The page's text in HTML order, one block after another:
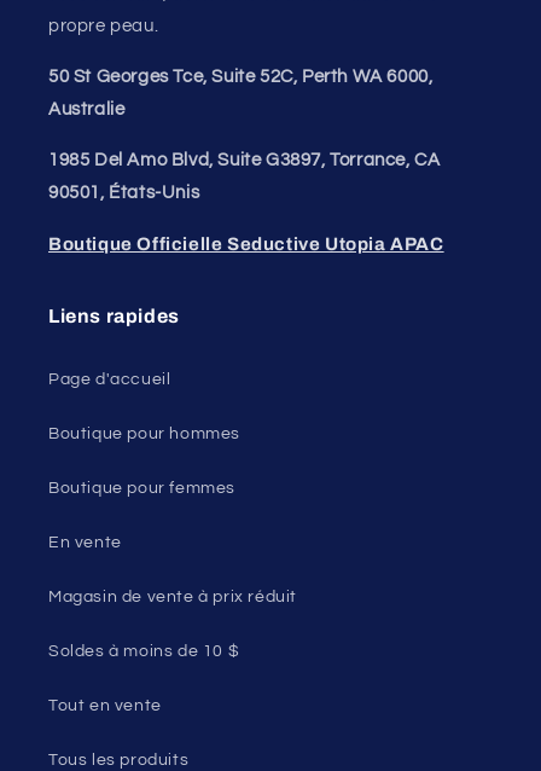
propre peau.
50 St Georges Tce, Suite 52C, Perth WA 6000,
Australie
1985 Del Amo Blvd, Suite G3897, Torrance, CA
90501, États-Unis
Boutique Officielle Seductive Utopia APAC
Liens rapides
Page d'accueil
Boutique pour hommes
Boutique pour femmes
En vente
Magasin de vente à prix réduit
Soldes à moins de 10 $
Tout en vente
Tous les produits